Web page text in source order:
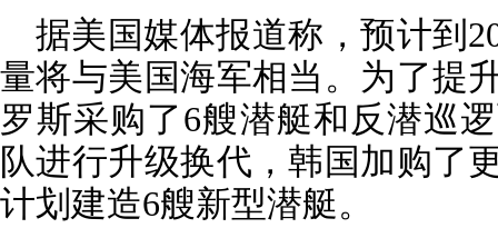
据美国媒体报道称，预计到
量将与美国海军相当。为了提
罗斯采购了6艘潜艇和反潜巡
队进行升级换代，韩国加购了
计划建造6艘新型潜艇。